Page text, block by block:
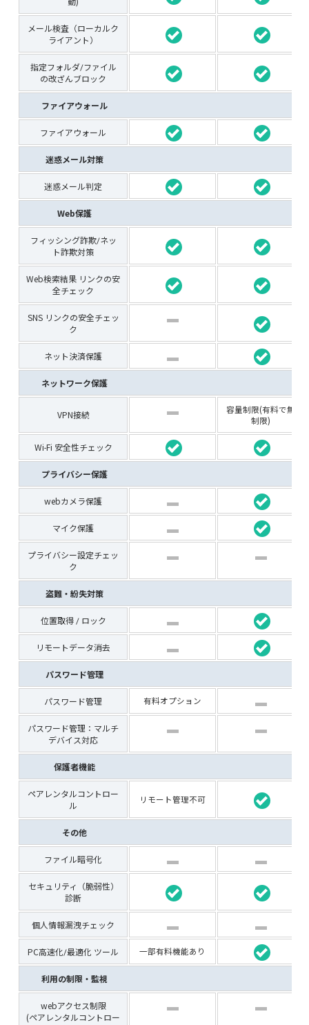
メール検査（ローカルク
ライアント）
指定フォルダ/ファイル
の改ざんブロック
ファイアウォール
ファイアウォール
迷惑メール対策
迷惑メール判定
Web保護
フィッシング詐欺/ネッ
ト詐欺対策
Web検索結果 リンクの安
全チェック
SNS リンクの安全チェッ
ク
ネット決済保護
ネットワーク保護
VPN接続
容量制限(有料で無
制限)
Wi-Fi 安全性チェック
プライバシー保護
webカメラ保護
マイク保護
プライバシー設定チェッ
ク
盗難・紛失対策
位置取得 / ロック
リモートデータ消去
パスワード管理
パスワード管理 有料オプション
パスワード管理：マルチ
デバイス対応
保護者機能
ペアレンタルコントロー
ル
リモート管理不可
その他
ファイル暗号化
セキュリティ（脆弱性）
診断
個人情報漏洩チェック
PC高速化/最適化 ツール 一部有料機能あり
利用の制限・監視
webアクセス制限
(ペアレンタルコントロー